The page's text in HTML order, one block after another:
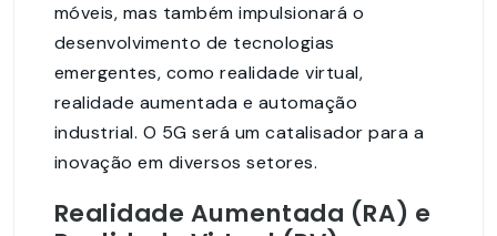
móveis, mas também impulsionará o
desenvolvimento de tecnologias
emergentes, como realidade virtual,
realidade aumentada e automação
industrial. O 5G será um catalisador para a
inovação em diversos setores.
Realidade Aumentada (RA) e